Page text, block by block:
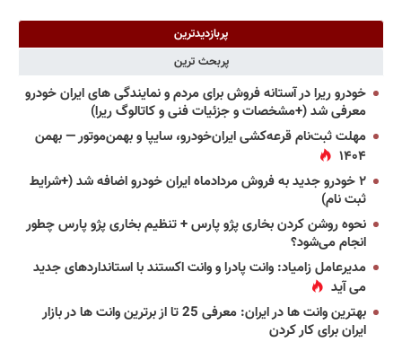
پربازدیدترین
پربحث ترین
خودرو ریرا در آستانه فروش برای مردم و نمایندگی های ایران خودرو
معرفی شد (+مشخصات و جزئیات فنی و کاتالوگ ریرا)
مهلت ثبت‌نام قرعه‌کشی ایران‌خودرو، سایپا و بهمن‌موتور — بهمن
۱۴۰۴
۲ خودرو جدید به فروش مردادماه ایران خودرو اضافه شد (+شرایط
ثبت نام)
نحوه روشن کردن بخاری پژو پارس + تنظیم بخاری پژو پارس چطور
انجام می‌شود؟
مدیرعامل زامیاد: وانت پادرا و وانت اکستند با استانداردهای جدید
می آید
بهترین وانت ها در ایران: معرفی 25 تا از برترین وانت ها در بازار
ایران برای کار کردن